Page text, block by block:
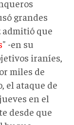
grandes
que
" -en su
iraníes,
miles de
el ataque de
en el
desde que